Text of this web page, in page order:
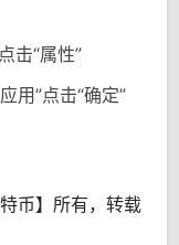
击“属性”
用”点击“确定”
币】所有，转载